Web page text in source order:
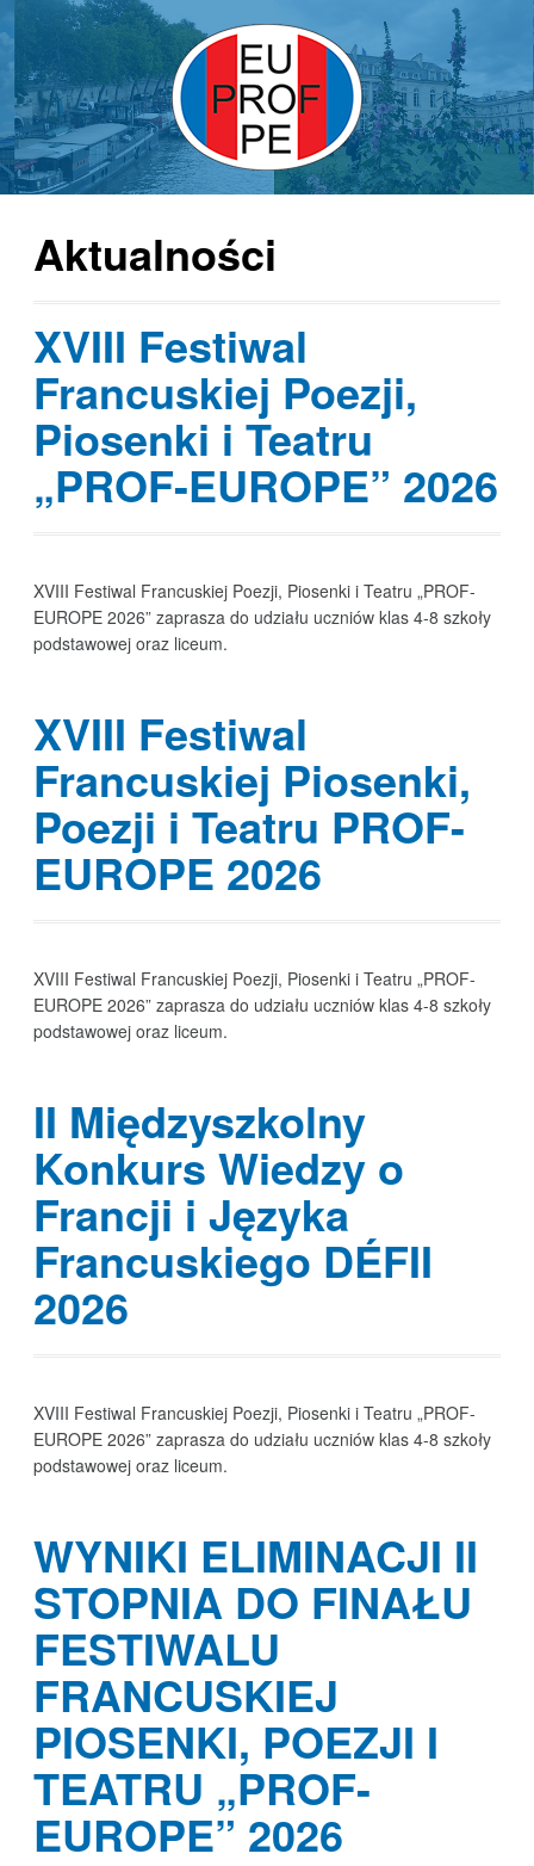
Aktualności
XVIII Festiwal
Francuskiej Poezji,
Piosenki i Teatru
„PROF-EUROPE” 2026
XVIII Festiwal Francuskiej Poezji, Piosenki i Teatru „PROF-
EUROPE 2026” zaprasza do udziału uczniów klas 4-8 szkoły
podstawowej oraz liceum.
XVIII Festiwal
Francuskiej Piosenki,
Poezji i Teatru PROF-
EUROPE 2026
XVIII Festiwal Francuskiej Poezji, Piosenki i Teatru „PROF-
EUROPE 2026” zaprasza do udziału uczniów klas 4-8 szkoły
podstawowej oraz liceum.
II Międzyszkolny
Konkurs Wiedzy o
Francji i Języka
Francuskiego DÉFII
2026
XVIII Festiwal Francuskiej Poezji, Piosenki i Teatru „PROF-
EUROPE 2026” zaprasza do udziału uczniów klas 4-8 szkoły
podstawowej oraz liceum.
WYNIKI ELIMINACJI II
STOPNIA DO FINAŁU
FESTIWALU
FRANCUSKIEJ
PIOSENKI, POEZJI I
TEATRU „PROF-
EUROPE” 2026